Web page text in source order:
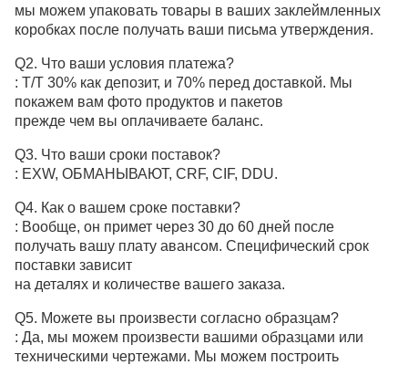
мы можем упаковать товары в ваших заклеймленных
коробках после получать ваши письма утверждения.
Q2. Что ваши условия платежа?
: T/T 30% как депозит, и 70% перед доставкой. Мы
покажем вам фото продуктов и пакетов
прежде чем вы оплачиваете баланс.
Q3. Что ваши сроки поставок?
: EXW, ОБМАНЫВАЮТ, CRF, CIF, DDU.
Q4. Как о вашем сроке поставки?
: Вообще, он примет через 30 до 60 дней после
получать вашу плату авансом. Специфический срок
поставки зависит
на деталях и количестве вашего заказа.
Q5. Можете вы произвести согласно образцам?
: Да, мы можем произвести вашими образцами или
техническими чертежами. Мы можем построить